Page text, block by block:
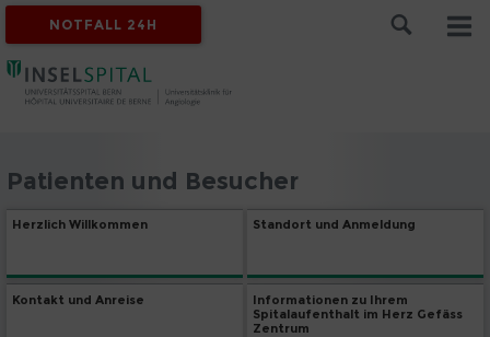
NOTFALL 24H
Patienten und Besucher
Herzlich Willkommen Standort und Anmeldung
Kontakt und Anreise
Informationen zu Ihrem
Spitalaufenthalt im Herz Gefäss
Zentrum